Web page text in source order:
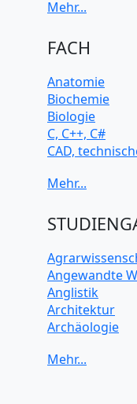
FACH
Anatomie
Biochemie
Biologie
C, C++, C#
CAD,
Elektrotechnik
Java
JavaScript
Künstliche
Latein
Mechanik
Angewandte
Anglistik
Architektur
Archäologie
Biochemie